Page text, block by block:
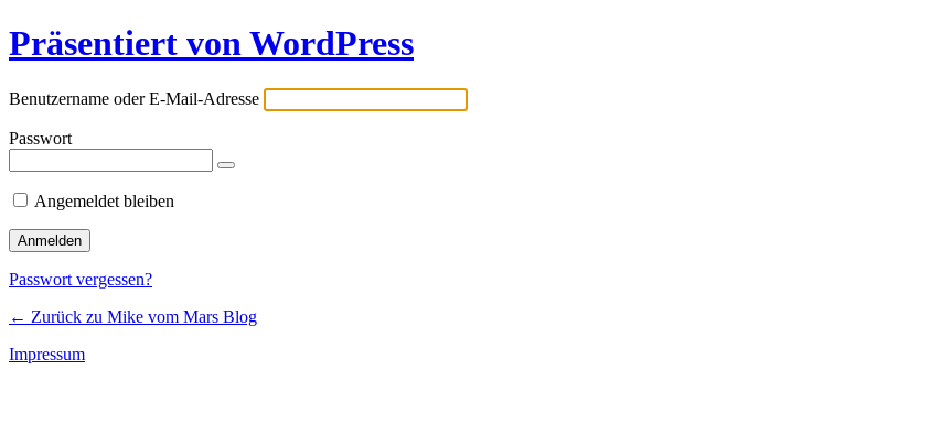
Präsentiert von WordPress
Benutzername oder E-Mail-Adresse
Passwort
Angemeldet bleiben
Passwort vergessen?
← Zurück zu Mike vom Mars Blog
Impressum